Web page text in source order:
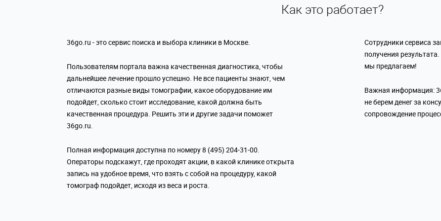
Как это работает?
36go.ru - это сервис поиска и выбора клиники в Москве.
Пользователям портала важна качественная диагностика, чтобы
дальнейшее лечение прошло успешно. Не все пациенты знают, чем
отличаются разные виды томографии, какое оборудование им
подойдет, сколько стоит исследование, какой должна быть
качественная процедура. Решить эти и другие задачи поможет
36go.ru.
Полная информация доступна по номеру 8 (495) 204-31-00.
Операторы подскажут, где проходят акции, в какой клинике открыта
запись на удобное время, что взять с собой на процедуру, какой
томограф подойдет, исходя из веса и роста.
Сотрудники сервиса
получения
мы предлагаем!
Важная информация:
не берем денег за
сопровождение